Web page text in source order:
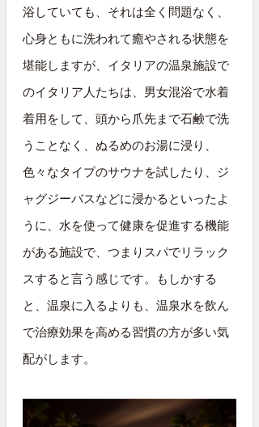
浴していても、それは全く問題なく、
心身ともに洗われて癒やされる状態を
堪能しますが、イタリアの温泉施設で
のイタリア人たちは、男女混浴で水着
着用をして、頭から爪先まで石鹸で洗
うことなく、ぬるめのお湯に浸り、
色々なタイプのサウナを試したり、ジ
ャグジーバスなどに浸かるといったよ
うに、水を使って健康を促進する機能
がある施設で、つまりスパでリラック
スすると言う感じです。もしかする
と、温泉に入るよりも、温泉水を飲ん
で治療効果を高める習慣の方が多い気
配がします。